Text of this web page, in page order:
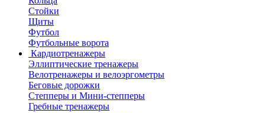
Стойки
Щиты
Футбол
Футбольные ворота
Кардиотренажеры
Эллиптические тренажеры
Велотренажеры и велоэргометры
Беговые дорожки
Степперы и Мини-степперы
Гребные тренажеры